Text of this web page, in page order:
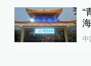
“
中